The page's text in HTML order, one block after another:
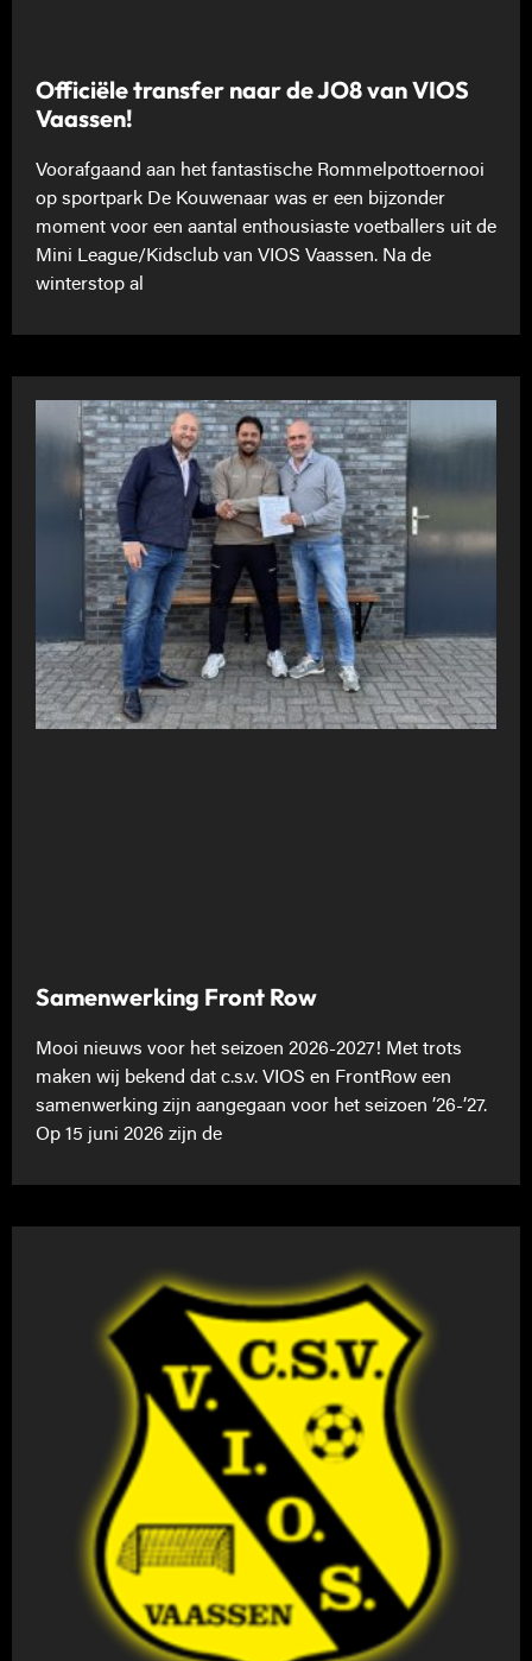
Officiële transfer naar de JO8 van VIOS
Vaassen!
Voorafgaand aan het fantastische Rommelpottoernooi
op sportpark De Kouwenaar was er een bijzonder
moment voor een aantal enthousiaste voetballers uit de
Mini League/Kidsclub van VIOS Vaassen. Na de
winterstop al
Samenwerking Front Row
Mooi nieuws voor het seizoen 2026-2027! Met trots
maken wij bekend dat c.s.v. VIOS en FrontRow een
samenwerking zijn aangegaan voor het seizoen ’26-’27.
Op 15 juni 2026 zijn de